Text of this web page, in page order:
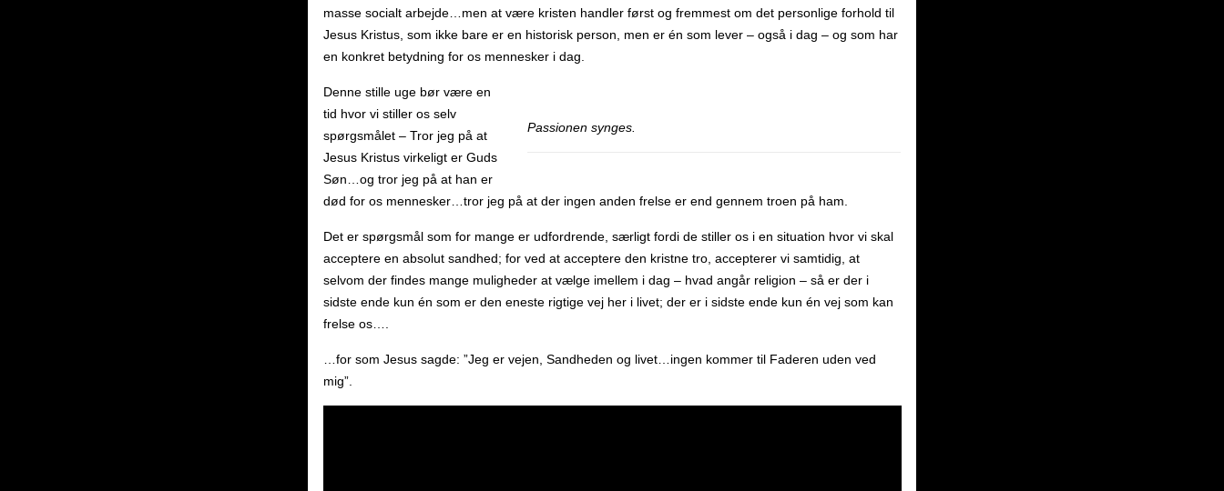
masse socialt arbejde…men at være kristen handler først og fremmest om det personlige forhold til
Jesus Kristus, som ikke bare er en historisk person, men er én som lever – også i dag – og som har
en konkret betydning for os mennesker i dag.
Passionen synges.
Denne stille uge bør være en
tid hvor vi stiller os selv
spørgsmålet – Tror jeg på at
Jesus Kristus virkeligt er Guds
Søn…og tror jeg på at han er
død for os mennesker…tror jeg på at der ingen anden frelse er end gennem troen på ham.
Det er spørgsmål som for mange er udfordrende, særligt fordi de stiller os i en situation hvor vi skal
acceptere en absolut sandhed; for ved at acceptere den kristne tro, accepterer vi samtidig, at
selvom der findes mange muligheder at vælge imellem i dag – hvad angår religion – så er der i
sidste ende kun én som er den eneste rigtige vej her i livet; der er i sidste ende kun én vej som kan
frelse os….
…for som Jesus sagde: ”Jeg er vejen, Sandheden og livet…ingen kommer til Faderen uden ved
mig”.